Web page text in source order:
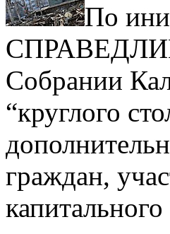
По
Собрании
“круглого
граждан,